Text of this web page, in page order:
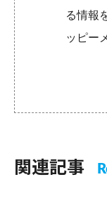
る情
ッピー
関連記事